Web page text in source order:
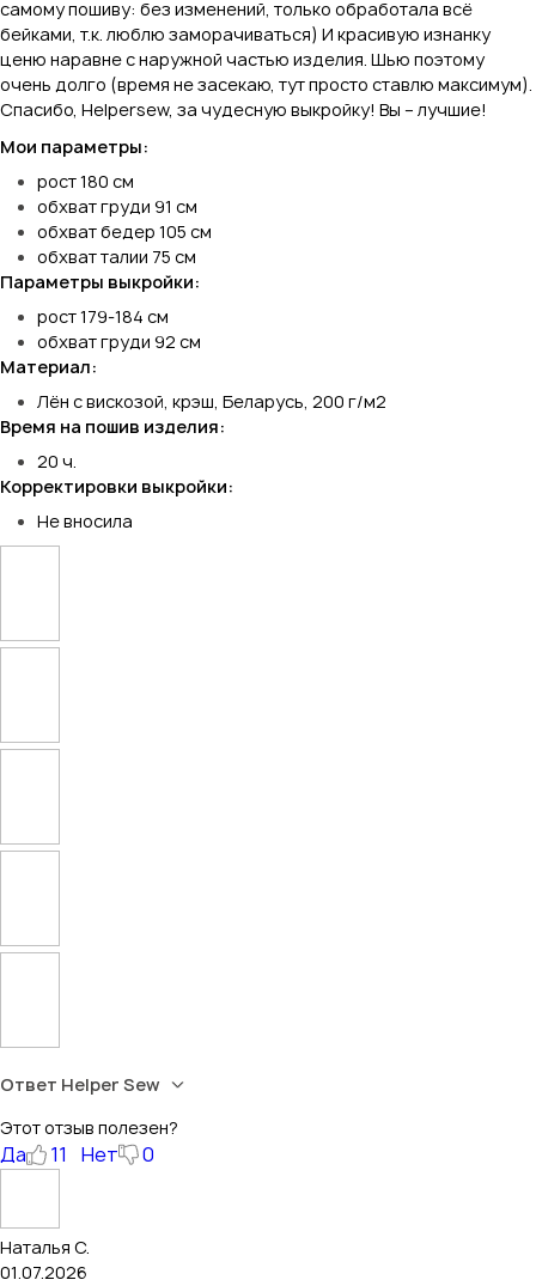
самому пошиву: без изменений, только обработала всё
бейками, т.к. люблю заморачиваться) И красивую изнанку
ценю наравне с наружной частью изделия. Шью поэтому
очень долго (время не засекаю, тут просто ставлю максимум).
Спасибо, Helpersew, за чудесную выкройку! Вы – лучшие!
Мои параметры:
рост 180 см
обхват груди 91 см
обхват бедер 105 см
обхват талии 75 см
Параметры выкройки:
рост 179-184 см
обхват груди 92 см
Материал:
Лён с вискозой, крэш, Беларусь, 200 г/м2
Время на пошив изделия:
20 ч.
Корректировки выкройки:
Не вносила
Ответ Helper Sew
Этот отзыв полезен?
Да 11 Нет 0
Наталья С.
01.07.2026